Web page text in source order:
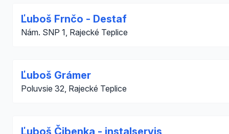
Ľuboš Frnčo - Destaf
Nám. SNP 1, Rajecké Teplice
Ľuboš Grámer
Poluvsie 32, Rajecké Teplice
Ľuboš Čibenka - instalservis